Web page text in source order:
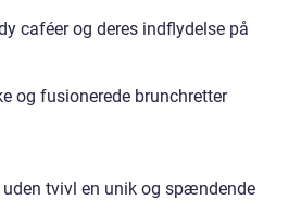
caféer og deres indflydelse på
og fusionerede brunchretter
uden tvivl en unik og spændende